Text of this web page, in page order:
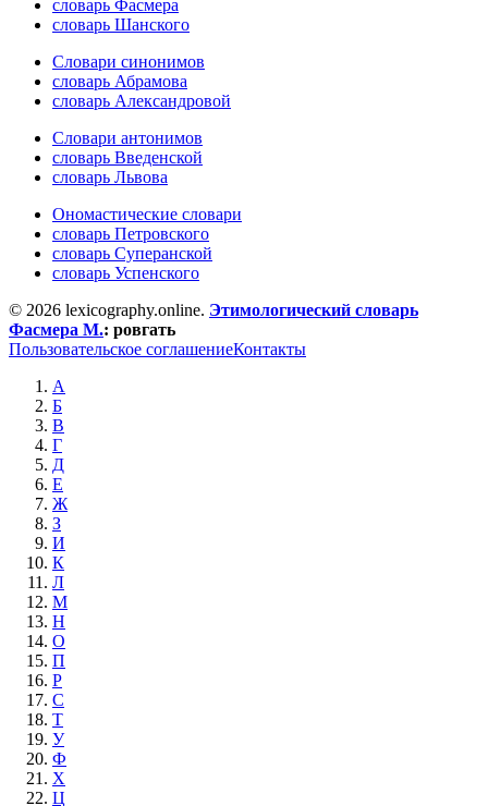
словарь Фасмера
словарь Шанского
Словари синонимов
словарь Абрамова
словарь Александровой
Словари антонимов
словарь Введенской
словарь Львова
Ономастические словари
словарь Петровского
словарь Суперанской
словарь Успенского
© 2026 lexicography.online. Этимологический словарь
Фасмера М.: ровгать
Пользовательское соглашениеКонтакты
А
Б
В
Г
Д
Е
Ж
З
И
К
Л
М
Н
О
П
Р
С
Т
У
Ф
Х
Ц